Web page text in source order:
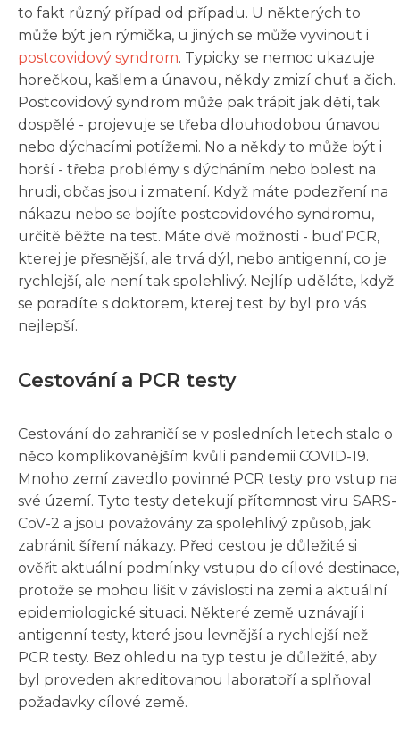
to fakt různý případ od případu. U některých to
může být jen rýmička, u jiných se může vyvinout i
postcovidový syndrom. Typicky se nemoc ukazuje
horečkou, kašlem a únavou, někdy zmizí chuť a čich.
Postcovidový syndrom může pak trápit jak děti, tak
dospělé - projevuje se třeba dlouhodobou únavou
nebo dýchacími potížemi. No a někdy to může být i
horší - třeba problémy s dýcháním nebo bolest na
hrudi, občas jsou i zmatení. Když máte podezření na
nákazu nebo se bojíte postcovidového syndromu,
určitě běžte na test. Máte dvě možnosti - buď PCR,
kterej je přesnější, ale trvá dýl, nebo antigenní, co je
rychlejší, ale není tak spolehlivý. Nejlíp uděláte, když
se poradíte s doktorem, kterej test by byl pro vás
nejlepší.
Cestování a PCR testy
Cestování do zahraničí se v posledních letech stalo o
něco komplikovanějším kvůli pandemii COVID-19.
Mnoho zemí zavedlo povinné PCR testy pro vstup na
své území. Tyto testy detekují přítomnost viru SARS-
CoV-2 a jsou považovány za spolehlivý způsob, jak
zabránit šíření nákazy. Před cestou je důležité si
ověřit aktuální podmínky vstupu do cílové destinace,
protože se mohou lišit v závislosti na zemi a aktuální
epidemiologické situaci. Některé země uznávají i
antigenní testy, které jsou levnější a rychlejší než
PCR testy. Bez ohledu na typ testu je důležité, aby
byl proveden akreditovanou laboratoří a splňoval
požadavky cílové země.